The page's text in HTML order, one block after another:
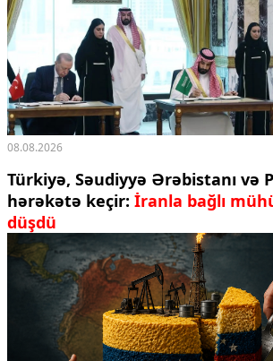
08.08.2026
Türkiyə, Səudiyyə Ərəbistanı və
hərəkətə keçir: İranla bağlı
düşdü